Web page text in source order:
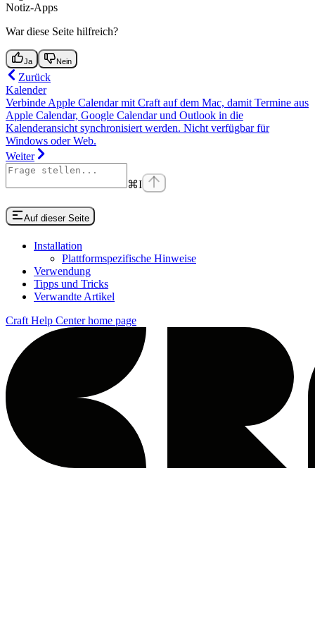
Notiz-Apps
War diese Seite hilfreich?
Ja Nein
Zurück
Kalender
Verbinde Apple Calendar mit Craft auf dem Mac, damit Termine aus
Apple Calendar, Google Calendar und Outlook in die
Kalenderansicht synchronisiert werden. Nicht verfügbar für
Windows oder Web.
Weiter
⌘I
Auf dieser Seite
Installation
Plattformspezifische Hinweise
Verwendung
Tipps und Tricks
Verwandte Artikel
Craft Help Centerhome page